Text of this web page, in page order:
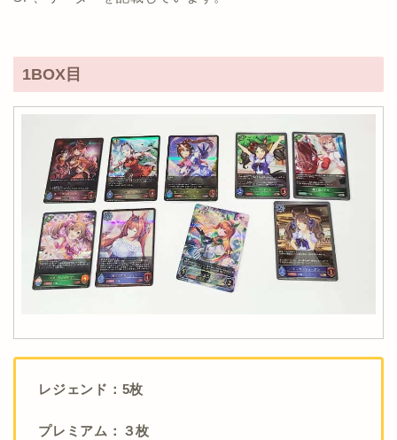
1BOX目
レジェンド：5枚
プレミアム：３枚